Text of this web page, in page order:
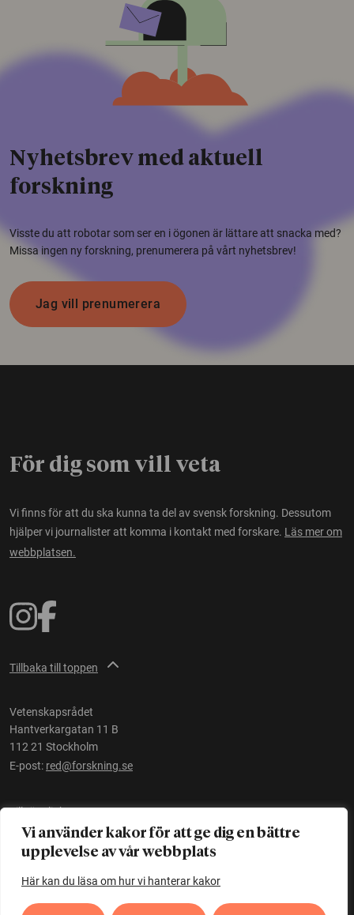
Vi använder kakor för att ge dig en bättre
upplevelse av vår webbplats
Här kan du läsa om hur vi hanterar kakor
Nyhetsbrev med aktuell
forskning
Visste du att robotar som ser en i ögonen är lättare att snacka med?
Missa ingen ny forskning, prenumerera på vårt nyhetsbrev!
Jag vill prenumerera
För dig som vill veta
Vi finns för att du ska kunna ta del av svensk forskning. Dessutom
hjälper vi journalister att komma i kontakt med forskare. Läs mer om
webbplatsen.
Tillbaka till toppen
Vetenskapsrådet
Hantverkargatan 11 B
112 21 Stockholm
E-post: red@forskning.se
Tillgänglighet
Ett initiativ avVetenskapsrådet